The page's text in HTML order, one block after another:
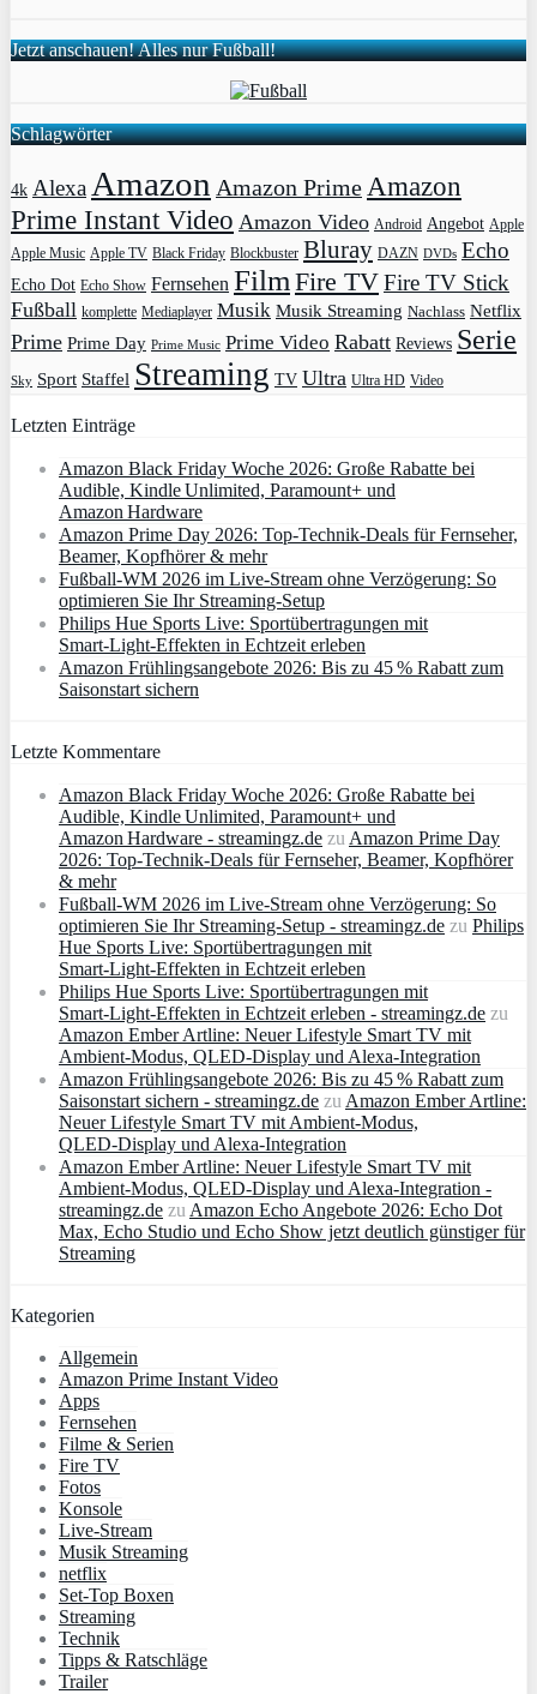
Jetzt anschauen! Alles nur Fußball!
Schlagwörter
4k AlexaAmazon Amazon PrimeAmazon
Prime Instant Video Amazon Video Android Angebot Apple
Apple Music Apple TV Black Friday Blockbuster Bluray DAZN DVDs Echo
Echo Dot Echo Show Fernsehen FilmFire TVFire TV Stick
Fußball komplette Mediaplayer Musik Musik Streaming Nachlass Netflix
Prime Prime Day Prime Music Prime Video Rabatt Reviews Serie
Sky Sport Staffel Streaming TV Ultra Ultra HD Video
Letzten Einträge
Amazon Black Friday Woche 2026: Große Rabatte bei
Audible, Kindle Unlimited, Paramount+ und
Amazon Hardware
Amazon Prime Day 2026: Top-Technik-Deals für Fernseher,
Beamer, Kopfhörer & mehr
Fußball-WM 2026 im Live-Stream ohne Verzögerung: So
optimieren Sie Ihr Streaming-Setup
Philips Hue Sports Live: Sportübertragungen mit
Smart‑Light‑Effekten in Echtzeit erleben
Amazon Frühlingsangebote 2026: Bis zu 45 % Rabatt zum
Saisonstart sichern
Letzte Kommentare
Amazon Black Friday Woche 2026: Große Rabatte bei
Audible, Kindle Unlimited, Paramount+ und
Amazon Hardware - streamingz.de zuAmazon Prime Day
2026: Top-Technik-Deals für Fernseher, Beamer, Kopfhörer
& mehr
Fußball-WM 2026 im Live-Stream ohne Verzögerung: So
optimieren Sie Ihr Streaming-Setup - streamingz.de zu Philips
Hue Sports Live: Sportübertragungen mit
Smart‑Light‑Effekten in Echtzeit erleben
Philips Hue Sports Live: Sportübertragungen mit
Smart‑Light‑Effekten in Echtzeit erleben - streamingz.de zu
Amazon Ember Artline: Neuer Lifestyle Smart TV mit
Ambient‑Modus, QLED‑Display und Alexa‑Integration
Amazon Frühlingsangebote 2026: Bis zu 45 % Rabatt zum
Saisonstart sichern - streamingz.de zuAmazon Ember Artline:
Neuer Lifestyle Smart TV mit Ambient‑Modus,
QLED‑Display und Alexa‑Integration
Amazon Ember Artline: Neuer Lifestyle Smart TV mit
Ambient‑Modus, QLED‑Display und Alexa‑Integration -
streamingz.de zuAmazon Echo Angebote 2026: Echo Dot
Max, Echo Studio und Echo Show jetzt deutlich günstiger für
Streaming
Kategorien
Allgemein
Amazon Prime Instant Video
Apps
Fernsehen
Filme & Serien
Fire TV
Fotos
Konsole
Live-Stream
Musik Streaming
netflix
Set-Top Boxen
Streaming
Technik
Tipps & Ratschläge
Trailer